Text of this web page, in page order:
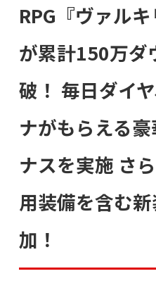
RPG『ヴァルキ
が累計150万ダ
破！ 毎日ダイ
ナがもらえる
ナスを実施 さ
用装備を含む
加！